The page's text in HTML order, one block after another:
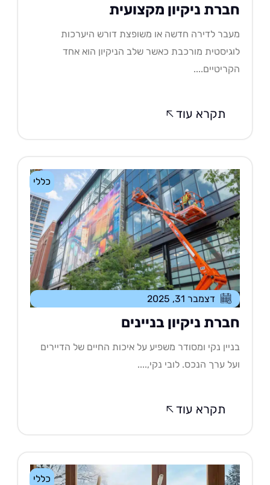
ניקיון מקצועית
לדירה חדשה או משופצת דורש היערכות
מורכבת כאשר שלב הניקיון הוא אחד
תקרא עוד
כללי
דצמבר 31, 2025
ניקיון בניינים
נקי ומסודר משפיע על איכות החיים של הדיירים
ערך הנכס. לובי נקי,....
תקרא עוד
כללי